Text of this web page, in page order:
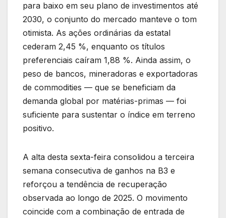
para baixo em seu plano de investimentos até
2030, o conjunto do mercado manteve o tom
otimista. As ações ordinárias da estatal
cederam 2,45 %, enquanto os títulos
preferenciais caíram 1,88 %. Ainda assim, o
peso de bancos, mineradoras e exportadoras
de commodities — que se beneficiam da
demanda global por matérias-primas — foi
suficiente para sustentar o índice em terreno
positivo.
A alta desta sexta-feira consolidou a terceira
semana consecutiva de ganhos na B3 e
reforçou a tendência de recuperação
observada ao longo de 2025. O movimento
coincide com a combinação de entrada de